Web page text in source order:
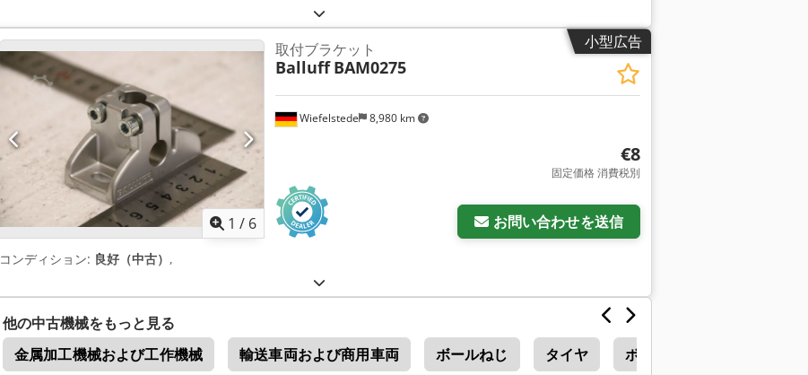
小型広告
1 / 6
Wiefelstede 8,980 km
取付ブラケット
Balluff BAM0275
€8
固定価格 消費税別
お問い合わせを送信
コンディション: 良好（中古） ,
他の中古機械をもっと見る
金属加工機械および工作機械
輸送車両および商用車両 ボールねじ タイヤ ボルト